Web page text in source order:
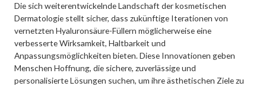
Die sich weiterentwickelnde Landschaft der kosmetischen
Dermatologie stellt sicher, dass zukünftige Iterationen von
vernetzten Hyaluronsäure-Füllern möglicherweise eine
verbesserte Wirksamkeit, Haltbarkeit und
Anpassungsmöglichkeiten bieten. Diese Innovationen geben
Menschen Hoffnung, die sichere, zuverlässige und
personalisierte Lösungen suchen, um ihre ästhetischen Ziele zu